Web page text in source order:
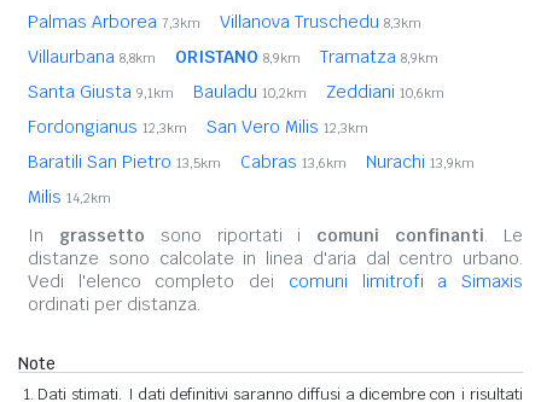
Palmas Arborea 7,3km Villanova Truschedu 8,3km
Villaurbana 8,8km ORISTANO 8,9km Tramatza 8,9km
Santa Giusta 9,1km Bauladu 10,2km Zeddiani 10,6km
Fordongianus 12,3km San Vero Milis 12,3km
Baratili San Pietro 13,5km Cabras 13,6km Nurachi 13,9km
Milis 14,2km
In grassetto sono riportati i comuni confinanti. Le
distanze sono calcolate in linea d'aria dal centro urbano.
Vedi l'elenco completo dei comuni limitrofi a Simaxis
ordinati per distanza.
Note
Dati stimati. I dati definitivi saranno diffusi a dicembre con i risultati